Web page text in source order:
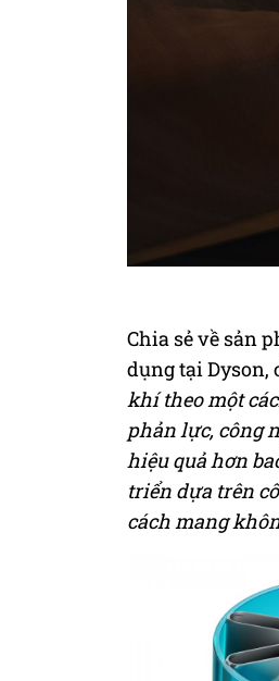
Chia sẻ về sản
dụng tại Dyson,
khí theo một
phản lực, công
hiệu quả hơn
triển dựa trên
cách mang